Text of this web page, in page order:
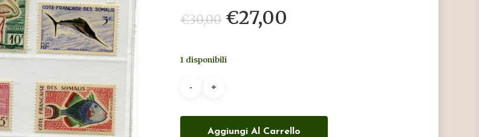
€30,00 Il
prezzo
originale
€27,00
1 disponibili
Aggiungi Al Carrello